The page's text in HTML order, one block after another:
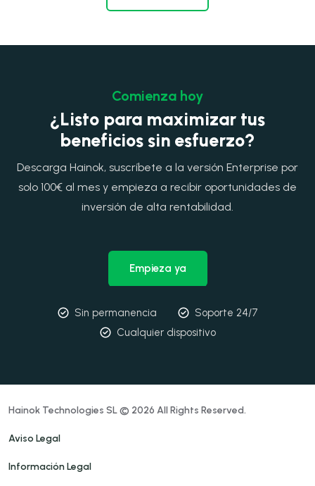
Comienza hoy
¿Listo para maximizar tus
beneficios sin esfuerzo?
Descarga Hainok, suscríbete a la versión Enterprise por
solo 100€ al mes y empieza a recibir oportunidades de
inversión de alta rentabilidad.
Empieza ya
Sin permanencia
Soporte 24/7
Cualquier dispositivo
Hainok Technologies SL © 2026 All Rights Reserved.
Aviso Legal
Información Legal